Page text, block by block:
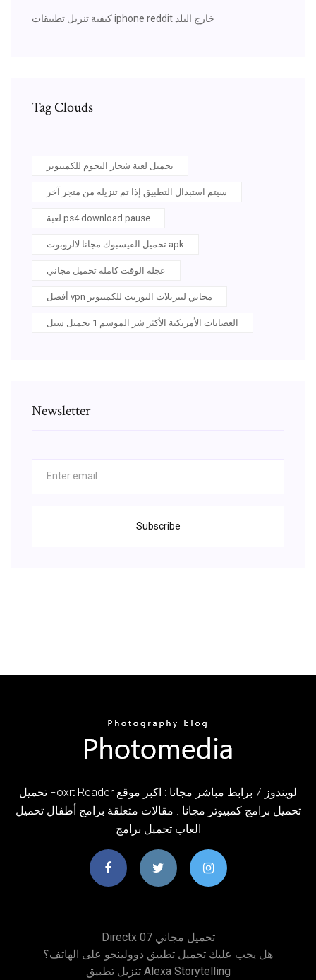
كيفية تنزيل تطبيقات iphone reddit خارج البلد
Tag Clouds
تحميل لعبة شجار النجوم للكمبيوتر
سيتم استبدال التطبيق إذا تم تنزيله من متجر آخر
لعبة ps4 download pause
تحميل الفيسبوك مجانا لالروبوت apk
عجلة الوقت كاملة تحميل مجاني
أفضل vpn مجاني لتنزيلات التورنت للكمبيوتر
العصابات الأمريكية الأكثر شر الموسم 1 تحميل سيل
Newsletter
Subscribe
تحميل Foxit Reader لويندوز 7 برابط مباشر مجانا : اكبر موقع
تحميل برامج كمبيوتر مجانا . مقالات متعلقة برامج أطفال تحميل
العاب تحميل برامج
Directx 07 تحميل مجاني
هل يجب عليك تحميل تطبيق دوولينجو على الهاتف؟
تنزيل تطبيق Alexa Storytelling